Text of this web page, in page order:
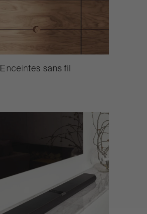
Enceintes sans fil